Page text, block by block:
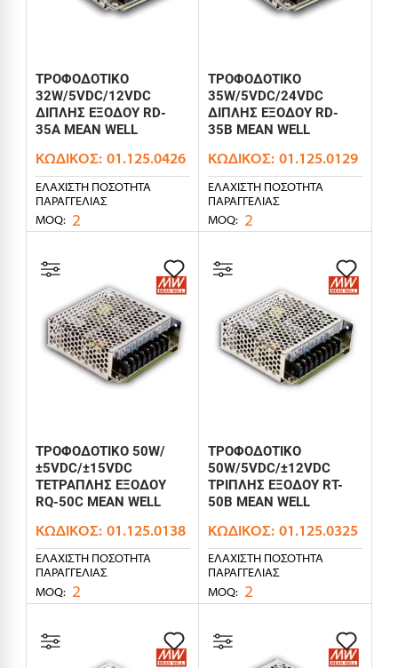
ΤΡΟΦΟΔΟΤΙΚΟ
32W/5VDC/12VDC
ΔΙΠΛΗΣ ΕΞΟΔΟΥ RD-
35A MEAN WELL
ΚΩΔΙΚΌΣ: 01.125.0426
ΕΛΆΧΙΣΤΗ ΠΟΣΌΤΗΤΑ
ΠΑΡΑΓΓΕΛΊΑΣ
MOQ: 2
ΤΡΟΦΟΔΟΤΙΚΟ
35W/5VDC/24VDC
ΔΙΠΛΗΣ ΕΞΟΔΟΥ RD-
35B MEAN WELL
ΚΩΔΙΚΌΣ: 01.125.0129
ΕΛΆΧΙΣΤΗ ΠΟΣΌΤΗΤΑ
ΠΑΡΑΓΓΕΛΊΑΣ
MOQ: 2
ΤΡΟΦΟΔΟΤΙΚΟ 50W/
±5VDC/±15VDC
ΤΕΤΡΑΠΛΗΣ ΕΞΟΔΟΥ
RQ-50C MEAN WELL
ΚΩΔΙΚΌΣ: 01.125.0138
ΕΛΆΧΙΣΤΗ ΠΟΣΌΤΗΤΑ
ΠΑΡΑΓΓΕΛΊΑΣ
MOQ: 2
ΤΡΟΦΟΔΟΤΙΚΟ
50W/5VDC/±12VDC
ΤΡΙΠΛΗΣ ΕΞΟΔΟΥ RT-
50B MEAN WELL
ΚΩΔΙΚΌΣ: 01.125.0325
ΕΛΆΧΙΣΤΗ ΠΟΣΌΤΗΤΑ
ΠΑΡΑΓΓΕΛΊΑΣ
MOQ: 2